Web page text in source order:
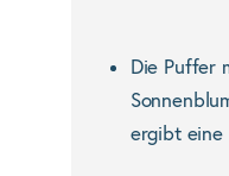
Die Puffer
ergibt eine